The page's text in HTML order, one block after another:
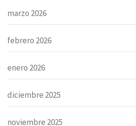
marzo 2026
febrero 2026
enero 2026
diciembre 2025
noviembre 2025